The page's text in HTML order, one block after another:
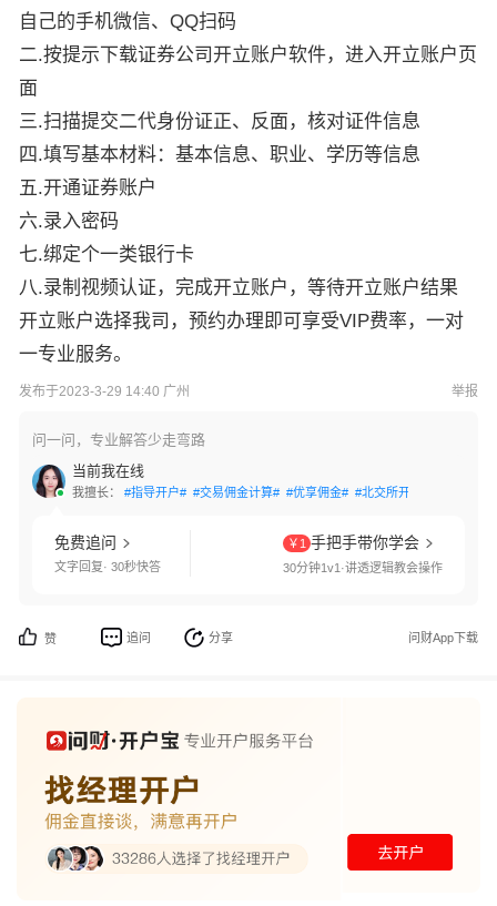
自己的手机微信、QQ扫码
二.按提示下载证券公司开立账户软件，进入开立账户页
面
三.扫描提交二代身份证正、反面，核对证件信息
四.填写基本材料：基本信息、职业、学历等信息
五.开通证券账户
六.录入密码
七.绑定个一类银行卡
八.录制视频认证，完成开立账户，等待开立账户结果
开立账户选择我司，预约办理即可享受VIP费率，一对
一专业服务。
发布于2023-3-29 14:40 广州 举报
问一问，专业解答少走弯路
当前我在线
我擅长： #指导开户# #交易佣金计算# #优享佣金# #北交所开通#
免费追问
文字回复· 30秒快答
￥1 手把手带你学会
30分钟1v1·讲透逻辑教会操作
赞 追问 分享 问财App下载